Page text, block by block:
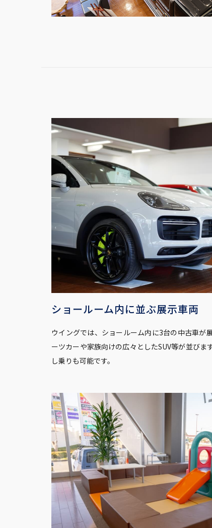
ショールーム内に並ぶ展示車両
ウイングでは、ショールーム内に3台の中古車が
ーツカーや家族向けの広々としたSUV等が並びま
し乗りも可能です。